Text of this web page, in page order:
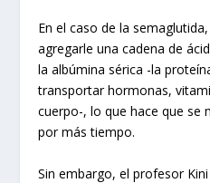
En el caso de la
agregarle una cadena de
la albúmina sérica -la
transportar hormonas,
cuerpo-, lo que hace que se
por más tiempo.
Sin embargo, el profesor